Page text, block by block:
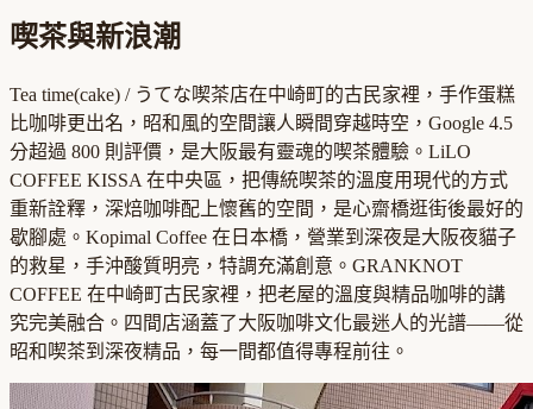
喫茶與新浪潮
Tea time(cake) / うてな喫茶店在中崎町的古民家裡，手作蛋糕
比咖啡更出名，昭和風的空間讓人瞬間穿越時空，Google 4.5
分超過 800 則評價，是大阪最有靈魂的喫茶體驗。LiLO
COFFEE KISSA 在中央區，把傳統喫茶的溫度用現代的方式
重新詮釋，深焙咖啡配上懷舊的空間，是心齋橋逛街後最好的
歇腳處。Kopimal Coffee 在日本橋，營業到深夜是大阪夜貓子
的救星，手沖酸質明亮，特調充滿創意。GRANKNOT
COFFEE 在中崎町古民家裡，把老屋的溫度與精品咖啡的講
究完美融合。四間店涵蓋了大阪咖啡文化最迷人的光譜——從
昭和喫茶到深夜精品，每一間都值得專程前往。